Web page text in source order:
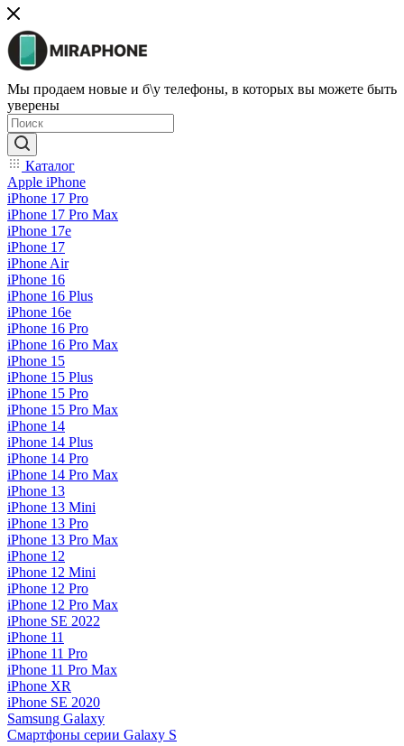
Мы продаем новые и б\у телефоны, в которых вы можете быть
уверены
Каталог
Apple iPhone
iPhone 17 Pro
iPhone 17 Pro Max
iPhone 17e
iPhone 17
iPhone Air
iPhone 16
iPhone 16 Plus
iPhone 16e
iPhone 16 Pro
iPhone 16 Pro Max
iPhone 15
iPhone 15 Plus
iPhone 15 Pro
iPhone 15 Pro Max
iPhone 14
iPhone 14 Plus
iPhone 14 Pro
iPhone 14 Pro Max
iPhone 13
iPhone 13 Mini
iPhone 13 Pro
iPhone 13 Pro Max
iPhone 12
iPhone 12 Mini
iPhone 12 Pro
iPhone 12 Pro Max
iPhone SE 2022
iPhone 11
iPhone 11 Pro
iPhone 11 Pro Max
iPhone XR
iPhone SE 2020
Samsung Galaxy
Смартфоны серии Galaxy S